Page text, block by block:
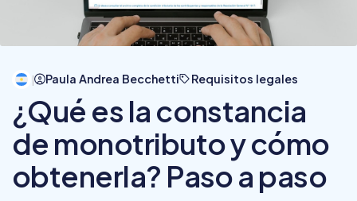
| Paula Andrea Becchetti Requisitos legales
¿Qué es la constancia
de monotributo y cómo
obtenerla? Paso a paso